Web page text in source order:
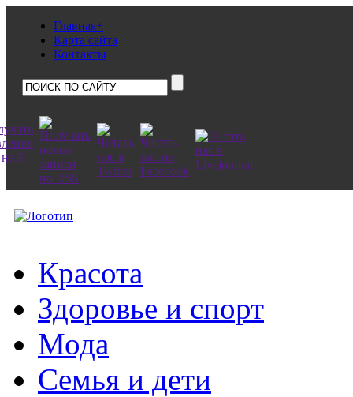
Главная+
Карта сайта
Контакты
Красота
Здоровье и спорт
Мода
Семья и дети